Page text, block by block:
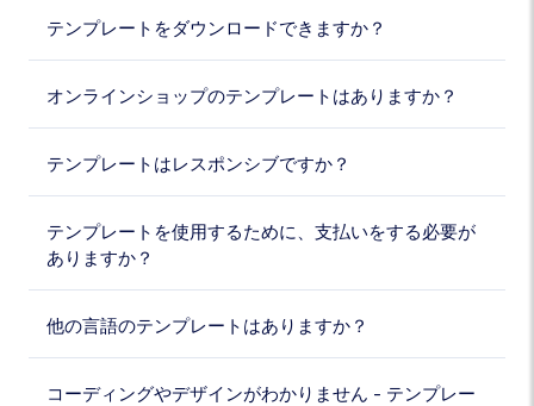
テンプレートをダウンロードできますか？
オンラインショップのテンプレートはありますか？
テンプレートはレスポンシブですか？
テンプレートを使用するために、支払いをする必要が
ありますか？
他の言語のテンプレートはありますか？
コーディングやデザインがわかりません - テンプレー